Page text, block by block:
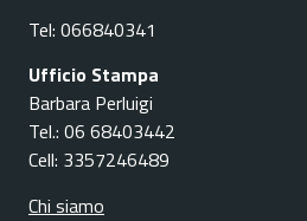
Tel: 066840341
Ufficio Stampa
Barbara Perluigi
Tel.: 06 68403442
Cell: 3357246489
Chi siamo